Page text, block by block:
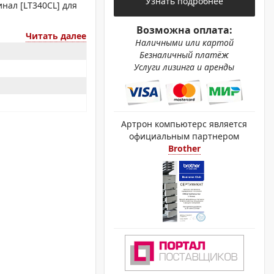
ПРИНТЕРЫ
[LT340CL] для
Читать далее Возможна оплата:
Наличными или картой
Безналичный платёж
Услуги лизинга и аренды
Артрон компьютерс является
официальным партнером
Brother